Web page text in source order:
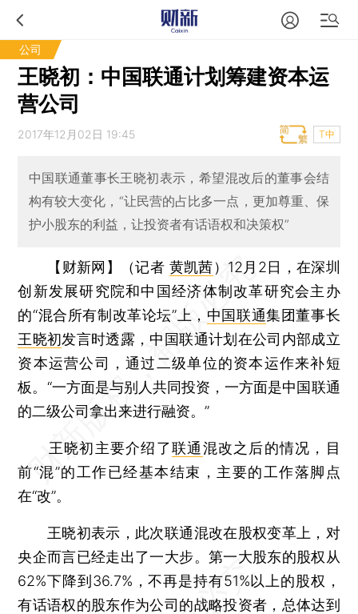
公司
王晓初：中国联通计划筹建资本运
营公司
2017年12月02日 19:45 T中
中国联通董事长王晓初表示，希望混改后的董事会结
构有较大变化，“让民营的占比多一点，更加尊重、保
护小股东的利益，让投资者有话语权和决策权”
【财新网】（记者 黄凯茜） 12月2日，在深圳
创新发展研究院和中国经济体制改革研究会主办
的“混合所有制改革论坛”上， 中国联通集团董事长
王晓初发言时透露，中国联通计划在公司内部成立
资本运营公司，通过二级单位的资本运作来补短
板。“一方面是与别人共同投资，一方面是中国联通
的二级公司拿出来进行融资。”
王晓初主要介绍了联通混改之后的情况，目
前“混”的工作已经基本结束，主要的工作落脚点
在“改”。
王晓初表示，此次联通混改在股权变革上，对
央企而言已经走出了一大步。第一大股东的股权从
62%下降到36.7%，不再是持有51%以上的股权，
有话语权的股东作为公司的战略投资者，总体达到